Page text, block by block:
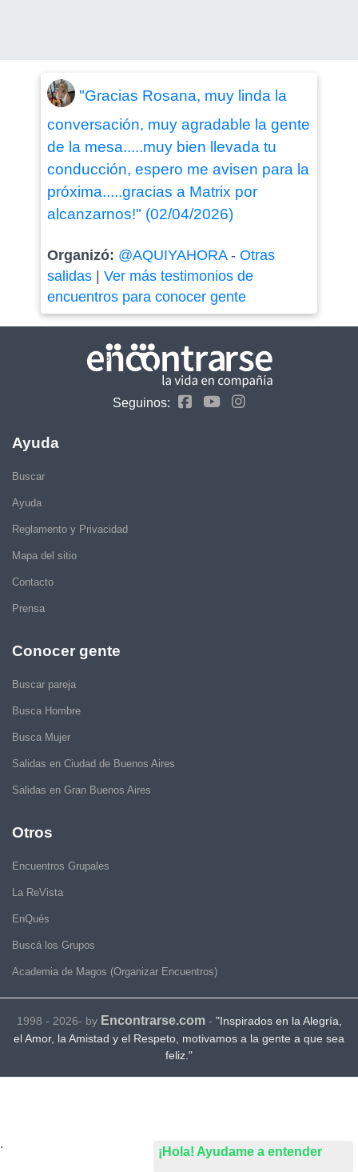
¡Hola! Ayudame a entender
"Gracias Rosana, muy linda la
conversación, muy agradable la gente
de la mesa.....muy bien llevada tu
conducción, espero me avisen para la
próxima.....gracias a Matrix por
alcanzarnos!" (02/04/2026)
Organizó: @AQUIYAHORA- Otras
salidas| Ver más testimonios de
encuentros para conocer gente
Seguinos:
Ayuda
Buscar
Ayuda
Reglamento y Privacidad
Mapa del sitio
Contacto
Prensa
Conocer gente
Buscar pareja
Busca Hombre
Busca Mujer
Salidas en Ciudad de Buenos Aires
Salidas en Gran Buenos Aires
Otros
Encuentros Grupales
La ReVista
EnQués
Buscá los Grupos
Academia de Magos (Organizar Encuentros)
1998 - 2026- by Encontrarse.com- "Inspirados en la Alegría,
el Amor, la Amistad y el Respeto, motivamos a la gente a que sea
feliz."
.